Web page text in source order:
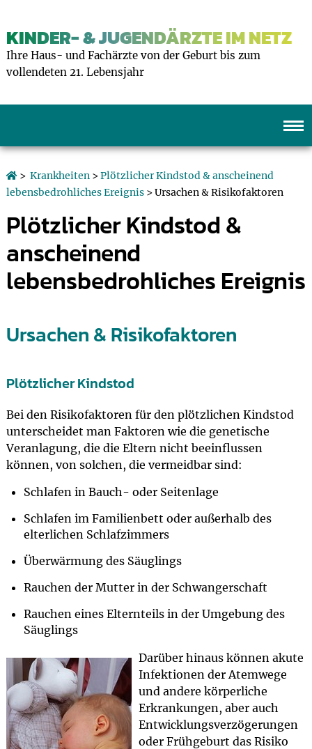
KINDER- & JUGENDÄRZTE IM NETZ
Ihre Haus- und Fachärzte von der Geburt bis zum
vollendeten 21. Lebensjahr
> Krankheiten>Plötzlicher Kindstod & anscheinend
lebensbedrohliches Ereignis> Ursachen & Risikofaktoren
Plötzlicher Kindstod &
anscheinend
lebensbedrohliches Ereignis
Ursachen & Risikofaktoren
Plötzlicher Kindstod
Bei den Risikofaktoren für den plötzlichen Kindstod
unterscheidet man Faktoren wie die genetische
Veranlagung, die die Eltern nicht beeinflussen
können, von solchen, die vermeidbar sind:
Schlafen in Bauch- oder Seitenlage
Schlafen im Familienbett oder außerhalb des
elterlichen Schlafzimmers
Überwärmung des Säuglings
Rauchen der Mutter in der Schwangerschaft
Rauchen eines Elternteils in der Umgebung des
Säuglings
Darüber hinaus können akute
Infektionen der Atemwege
und andere körperliche
Erkrankungen, aber auch
Entwicklungsverzögerungen
oder Frühgeburt das Risiko